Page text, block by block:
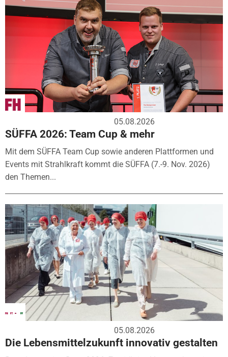
05.08.2026
SÜFFA 2026: Team Cup & mehr
Mit dem SÜFFA Team Cup sowie anderen Plattformen und
Events mit Strahlkraft kommt die SÜFFA (7.-9. Nov. 2026)
den Themen...
05.08.2026
Die Lebensmittelzukunft innovativ gestalten